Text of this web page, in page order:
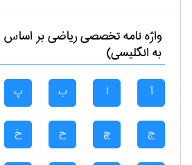
واژه نامه تخصصیرياضیبر اساس
به انگلیسی)
آ ا ب پ
ج چ ح خ